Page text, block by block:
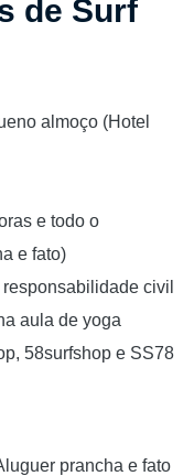
de Surf
almoço (Hotel
e todo o
e fato)
civil
aula de yoga
58surfshop e SS78
prancha e fato